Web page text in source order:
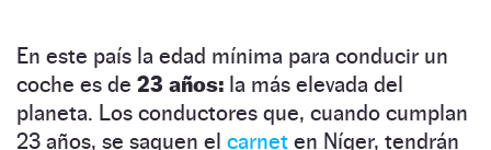
En este país la edad mínima para conducir un
coche es de 23 años: la más elevada del
planeta. Los conductores que, cuando cumplan
23 años, se saquen el carnet en Níger, tendrán